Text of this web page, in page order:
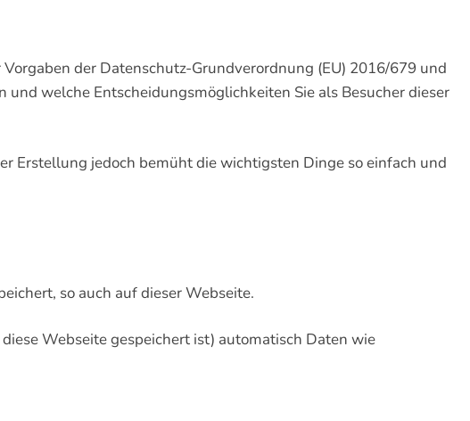
der Datenschutz-Grundverordnung (EU) 2016/679 und
welche Entscheidungsmöglichkeiten Sie als Besucher dieser
Erstellung jedoch bemüht die wichtigsten Dinge so einfach und
so auch auf dieser Webseite.
Webseite gespeichert ist) automatisch Daten wie